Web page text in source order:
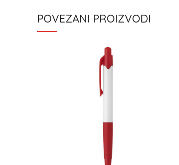
POVEZANI PROIZVODI